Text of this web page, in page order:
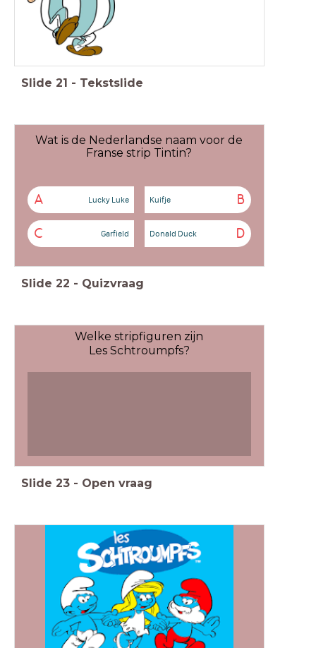
Slide 21 - Tekstslide
Wat is de Nederlandse naam voor de
Franse strip Tintin?
A Lucky Luke B
Kuifje
C Garfield D
Donald Duck
Slide 22 - Quizvraag
Welke stripfiguren zijn
Les Schtroumpfs?
Slide 23 - Open vraag